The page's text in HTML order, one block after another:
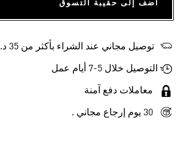
أضف إلى حقيبة التسوق
توصيل مجاني عند الشراء بأكثر من 35 د.ك
التوصيل خلال 5-7 أيام عمل
معاملات دفع آمنة